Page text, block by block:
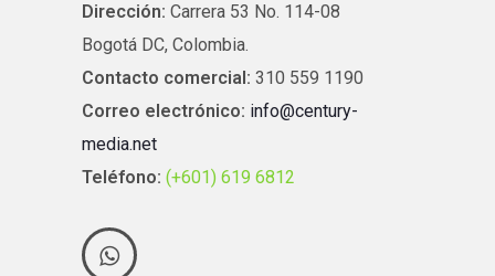
Dirección: Carrera 53 No. 114-08
Bogotá DC, Colombia.
Contacto comercial: 310 559 1190
Correo electrónico: info@century-
media.net
Teléfono: (+601) 619 6812